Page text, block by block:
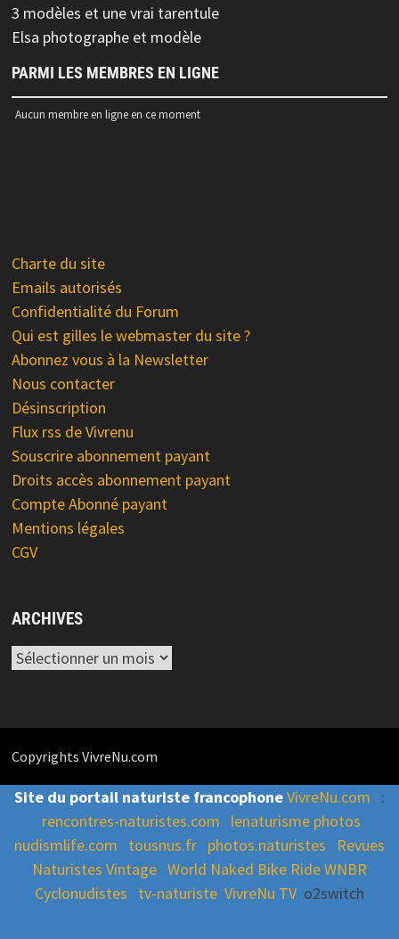
3 modèles et une vrai tarentule
Elsa photographe et modèle
PARMI LES MEMBRES EN LIGNE
Aucun membre en ligne en ce moment
Charte du site
Emails autorisés
Confidentialité du Forum
Qui est gilles le webmaster du site ?
Abonnez vous à la Newsletter
Nous contacter
Désinscription
Flux rss de Vivrenu
Souscrire abonnement payant
Droits accès abonnement payant
Compte Abonné payant
Mentions légales
CGV
ARCHIVES
Archives
Copyrights VivreNu.com
Site du portail naturiste francophoneVivreNu.com :
rencontres-naturistes.com
lenaturisme photos
nudismlife.com
tousnus.fr photos.naturistes
Revues
Naturistes Vintage World Naked Bike Ride WNBR
Cyclonudistes
tv-naturiste VivreNu TV o2switch